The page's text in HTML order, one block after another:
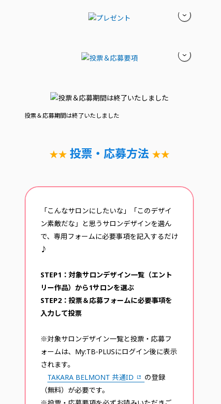
投票＆応募期間は終了いたしました
★★ 投票・応募方法 ★★
「こんなサロンにしたいな」「このデザイ
ン素敵だな」と思うサロンデザインを選ん
で、専用フォームに必要事項を記入するだけ
♪
STEP1：対象サロンデザイン一覧（エント
リー作品）から1サロンを選ぶ
STEP2：投票＆応募フォームに必要事項を
入力して投票
※対象サロンデザイン一覧と投票・応募フ
ォームは、My:TB-PLUSにログイン後に表示
されます。
TAKARA BELMONT 共通ID
の登録
（無料）が必要です。